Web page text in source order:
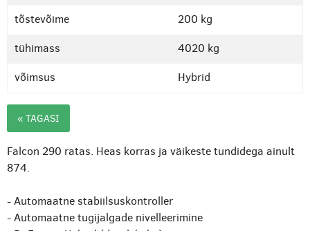
tõstevõime
200 kg
tühimass
4020 kg
võimsus
Hybrid
« TAGASI
Falcon 290 ratas. Heas korras ja väikeste tundidega ainult
874.
- Automaatne stabiilsuskontroller
- Automaatne tugijalgade nivelleerimine